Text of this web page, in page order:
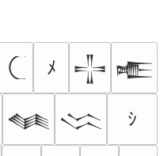
ﾒ 𒋲 𒍫
𒈝 𒈱 ｼ